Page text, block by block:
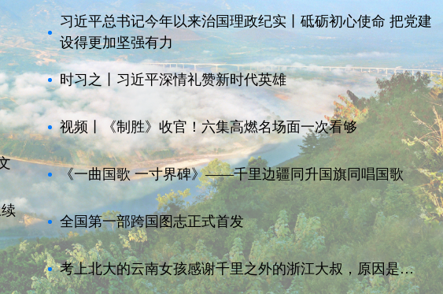
习近平总书记今年以来治国理政纪实丨砥砺初心使命 把党建
设得更加坚强有力
时习之丨习近平深情礼赞新时代英雄
视频丨《制胜》收官！六集高燃名场面一次看够
《一曲国歌 一寸界碑》——千里边疆同升国旗同唱国歌
全国第一部跨国图志正式首发
考上北大的云南女孩感谢千里之外的浙江大叔，原因是…